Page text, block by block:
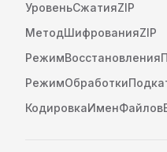
УровеньСжатияZIP
МетодШифрованияZIP